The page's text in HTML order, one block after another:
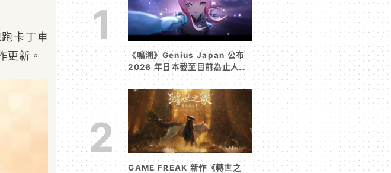
卡丁車
更新。
1
《鳴潮》Genius Japan 公布
2026 年日本截至目前為止人氣
歌單《遠航星的告別》&《自無
垠處歸航之星》入榜
2
GAME FREAK 新作《轉世之